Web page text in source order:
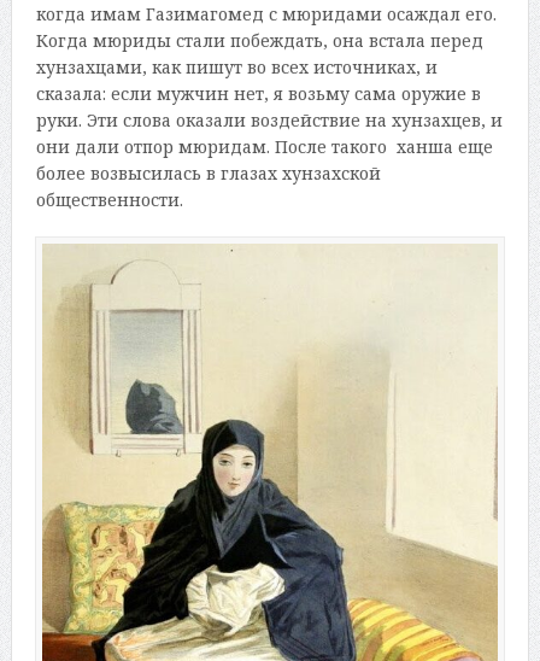
когда имам Газимагомед с мюридами осаждал его.
Когда мюриды стали побеждать, она встала перед
хунзахцами, как пишут во всех источниках, и
сказала: если мужчин нет, я возьму сама оружие в
руки. Эти слова оказали воздействие на хунзахцев, и
они дали отпор мюридам. После такого ханша еще
более возвысилась в глазах хунзахской
общественности.